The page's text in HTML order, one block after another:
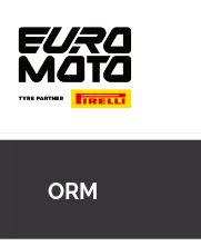
content
ORM